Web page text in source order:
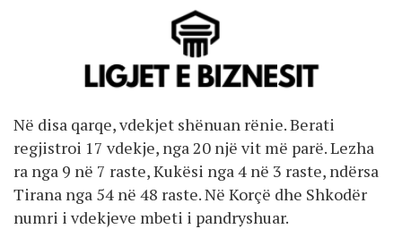
Në disa qarqe, vdekjet shënuan rënie. Berati
regjistroi 17 vdekje, nga 20 një vit më parë. Lezha
ra nga 9 në 7 raste, Kukësi nga 4 në 3 raste, ndërsa
Tirana nga 54 në 48 raste. Në Korçë dhe Shkodër
numri i vdekjeve mbeti i pandryshuar.